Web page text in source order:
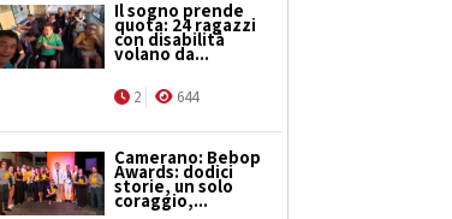
Il sogno prende
quota: 24 ragazzi
con disabilità
volano da...
2 644
Camerano: Bebop
Awards: dodici
storie, un solo
coraggio,...